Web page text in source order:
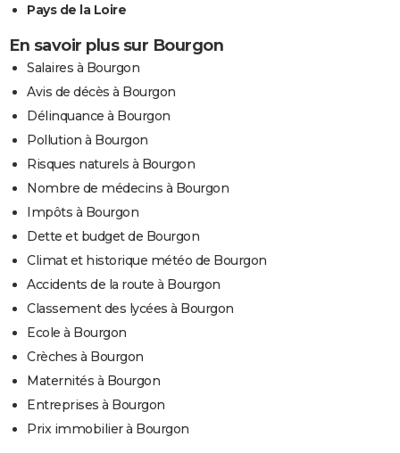
Pays de la Loire
En savoir plus sur Bourgon
Salaires à Bourgon
Avis de décès à Bourgon
Délinquance à Bourgon
Pollution à Bourgon
Risques naturels à Bourgon
Nombre de médecins à Bourgon
Impôts à Bourgon
Dette et budget de Bourgon
Climat et historique météo de Bourgon
Accidents de la route à Bourgon
Classement des lycées à Bourgon
Ecole à Bourgon
Crèches à Bourgon
Maternités à Bourgon
Entreprises à Bourgon
Prix immobilier à Bourgon